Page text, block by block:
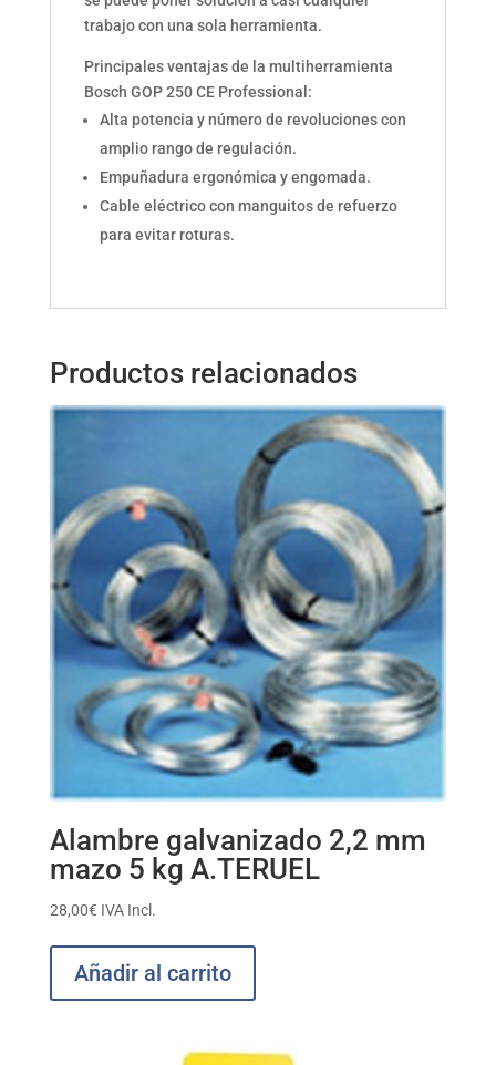
trabajo con una sola herramienta.
Principales ventajas de la multiherramienta
Bosch GOP 250 CE Professional:
Alta potencia y número de revoluciones con
amplio rango de regulación.
Empuñadura ergonómica y engomada.
Cable eléctrico con manguitos de refuerzo
para evitar roturas.
Productos relacionados
Alambre galvanizado 2,2 mm
mazo 5 kg A.TERUEL
28,00€ IVA Incl.
Añadir al carrito